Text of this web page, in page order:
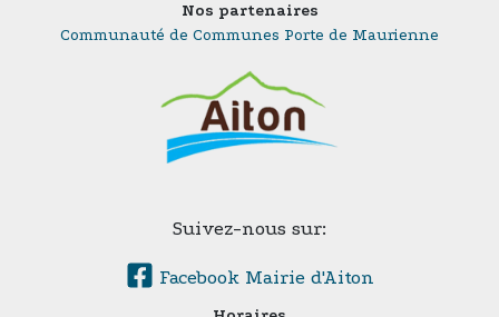
Nos partenaires
Communauté de Communes Porte de Maurienne
Suivez-nous sur:
Facebook Mairie d'Aiton